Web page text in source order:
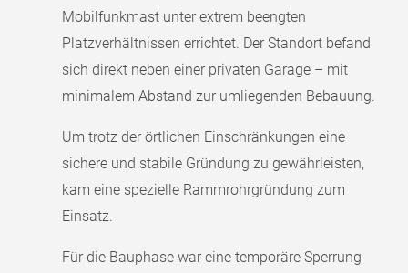
Mobilfunkmast unter extrem beengten
Platzverhältnissen errichtet. Der Standort befand
sich direkt neben einer privaten Garage – mit
minimalem Abstand zur umliegenden Bebauung.
Um trotz der örtlichen Einschränkungen eine
sichere und stabile Gründung zu gewährleisten,
kam eine spezielle Rammrohrgründung zum
Einsatz.
Für die Bauphase war eine temporäre Sperrung